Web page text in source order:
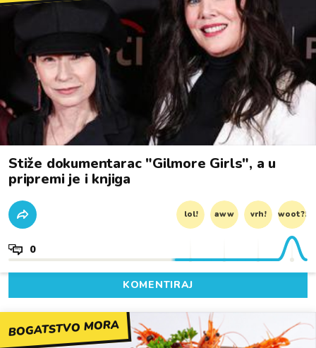
Stiže dokumentarac "Gilmore Girls", a u
pripremi je i knjiga
lol! aww vrh! woot?!
0
KOMENTIRAJ
BOGATSTVO MORA